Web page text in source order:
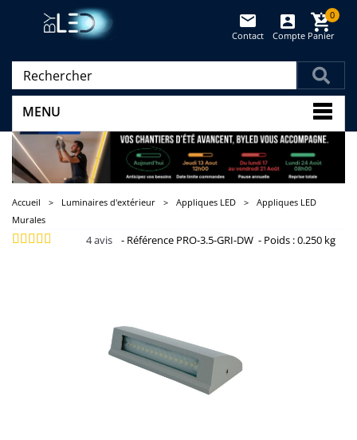
Panier
0
Compte
Contact
MENU
Accueil > Luminaires d'extérieur > Appliques LED >
Appliques LED
Murales
4avis - Référence PRO-3.5-GRI-DW - Poids :0.250 kg